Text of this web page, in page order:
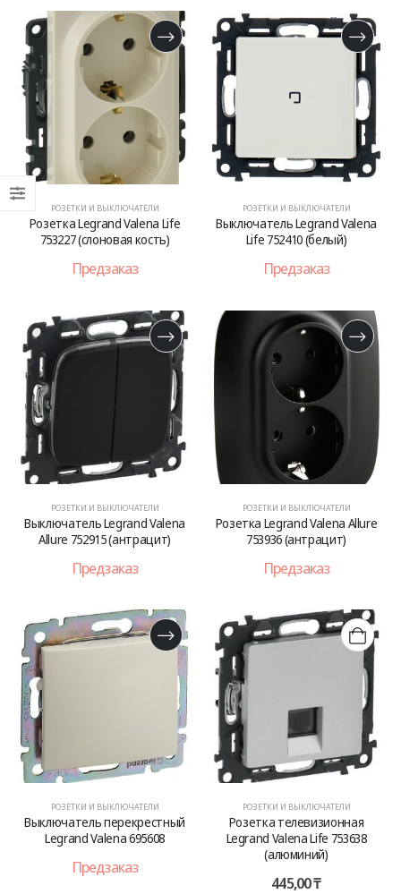
РОЗЕТКИ И ВЫКЛЮЧАТЕЛИ
Розетка Legrand Valena Life
753227 (слоновая кость)
Предзаказ
РОЗЕТКИ И ВЫКЛЮЧАТЕЛИ
Выключатель Legrand Valena
Life 752410 (белый)
Предзаказ
РОЗЕТКИ И ВЫКЛЮЧАТЕЛИ
Выключатель Legrand Valena
Allure 752915 (антрацит)
Предзаказ
РОЗЕТКИ И ВЫКЛЮЧАТЕЛИ
Розетка Legrand Valena Allure
753936 (антрацит)
Предзаказ
РОЗЕТКИ И ВЫКЛЮЧАТЕЛИ
Выключатель перекрестный
Legrand Valena 695608
Предзаказ
РОЗЕТКИ И ВЫКЛЮЧАТЕЛИ
Розетка телевизионная
Legrand Valena Life 753638
(алюминий)
445,00₸